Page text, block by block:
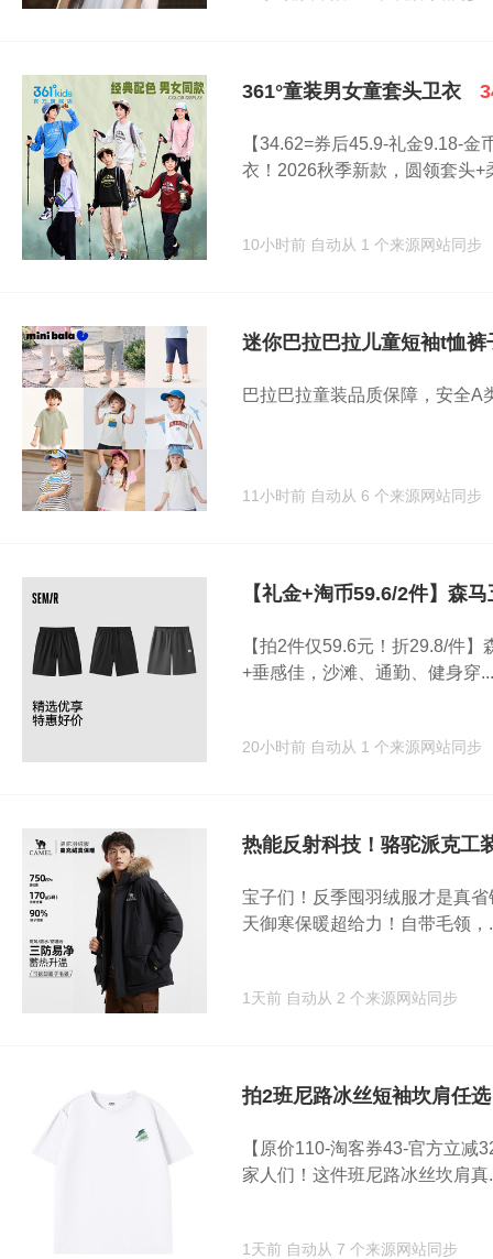
361°童装男女童套头卫衣
【34.62=券后45.9-礼金9.18-
衣！2026秋季新款，圆领套头+
10小时前 自动从 1 个来源网站同步
迷你巴拉巴拉儿童短袖t恤裤
巴拉巴拉童装品质保障，安全A
11小时前 自动从 6 个来源网站同步
【礼金+淘币59.6/2件】森
【拍2件仅59.6元！折29.8/件
+垂感佳，沙滩、通勤、健身穿...
20小时前 自动从 1 个来源网站同步
热能反射科技！骆驼派克工
宝子们！反季囤羽绒服才是真
天御寒保暖超给力！自带毛领，
1天前 自动从 2 个来源网站同步
拍2班尼路冰丝短袖坎肩任选
【原价110-淘客券43-官方立
家人们！这件班尼路冰丝坎肩真
1天前 自动从 7 个来源网站同步